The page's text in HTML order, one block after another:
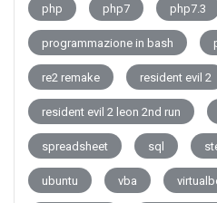
php php7 php7.3
programmazione in bash
re2 remake resident evil 2
resident evil 2 leon 2nd run
spreadsheet sql
ubuntu vba